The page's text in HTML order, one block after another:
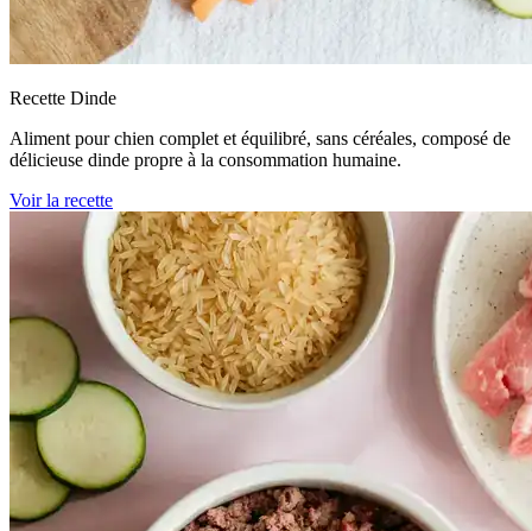
Recette Dinde
Aliment pour chien complet et équilibré, sans céréales, composé de
délicieuse dinde propre à la consommation humaine.
Voir la recette